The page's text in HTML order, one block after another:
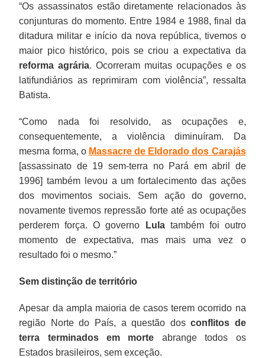
“Os assassinatos estão diretamente relacionados às
conjunturas do momento. Entre 1984 e 1988, final da
ditadura militar e início da nova república, tivemos o
maior pico histórico, pois se criou a expectativa da
reforma agrária. Ocorreram muitas ocupações e os
latifundiários as reprimiram com violência”, ressalta
Batista.
“Como nada foi resolvido, as ocupações e,
consequentemente, a violência diminuíram. Da
mesma forma, o Massacre de Eldorado dos Carajás
[assassinato de 19 sem-terra no Pará em abril de
1996] também levou a um fortalecimento das ações
dos movimentos sociais. Sem ação do governo,
novamente tivemos repressão forte até as ocupações
perderem força. O governo
Lulatambém foi outro
momento de expectativa, mas mais uma vez o
resultado foi o mesmo.”
Sem distinção de território
Apesar da ampla maioria de casos terem ocorrido na
região Norte do País, a questão dosconflitos de
terra terminados em morte abrange todos os
Estados brasileiros, sem exceção.